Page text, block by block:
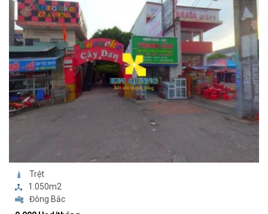
Trệt
1.050m2
Đông Bắc